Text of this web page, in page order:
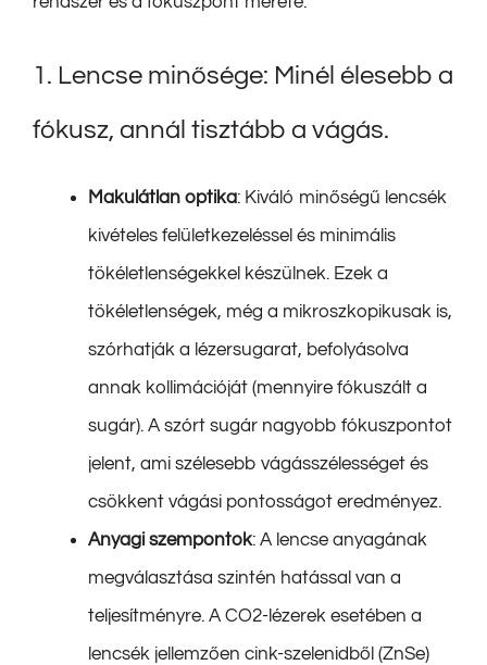
1. Lencse minősége: Minél élesebb a
fókusz, annál tisztább a vágás.
Makulátlan optika: Kiváló minőségű lencsék
kivételes felületkezeléssel és minimális
tökéletlenségekkel készülnek. Ezek a
tökéletlenségek, még a mikroszkopikusak is,
szórhatják a lézersugarat, befolyásolva
annak kollimációját (mennyire fókuszált a
sugár). A szórt sugár nagyobb fókuszpontot
jelent, ami szélesebb vágásszélességet és
csökkent vágási pontosságot eredményez.
Anyagi szempontok: A lencse anyagának
megválasztása szintén hatással van a
teljesítményre. A CO2-lézerek esetében a
lencsék jellemzően cink-szelenidből (ZnSe)